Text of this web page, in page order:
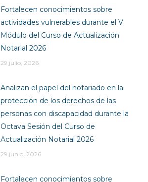
Fortalecen conocimientos sobre
actividades vulnerables durante el V
Módulo del Curso de Actualización
Notarial 2026
29 julio, 2026
Analizan el papel del notariado en la
protección de los derechos de las
personas con discapacidad durante la
Octava Sesión del Curso de
Actualización Notarial 2026
29 junio, 2026
Fortalecen conocimientos sobre